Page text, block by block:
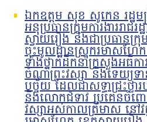
ឯកឧត្តម សុខ សូកេន រដ្ឋមន្
អនុប្រធានក្រុមការងាររាជរ
ស្វាយរៀង និងជាប្រធានក្រុម
ចុះមូលដ្ឋានស្រុករមាសហែ
ទាំងថ្នាក់ដឹកនាំក្រសួងអធិក
ចំណាំព្រះវស្សា និងទេយ្យទ
បច្ច័យ ដែលជាសទ្ធាជ្រះថ្លា
និងលោកជំទាវ ប្រគេនចំពោ
វស្សាអស់កាលត្រីមាស នៅវ